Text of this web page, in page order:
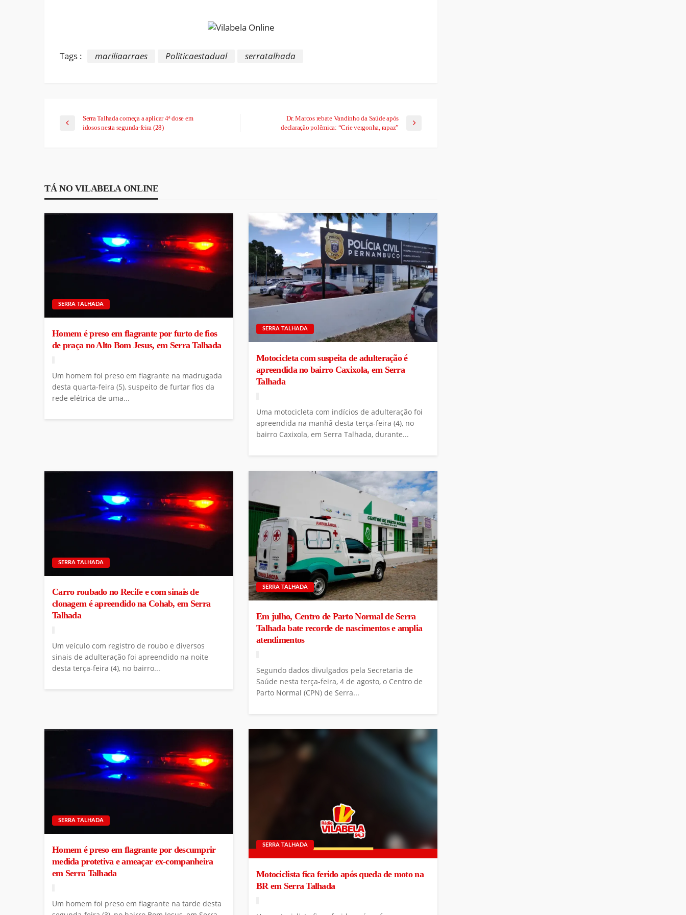
Tags : mariliaarraes Politicaestadual serratalhada
Serra Talhada começa a aplicar 4ª dose em
idosos nesta segunda-feira (28)
Dr. Marcos rebate Vandinho da Saúde após
declaração polêmica: “Crie vergonha, rapaz”
TÁ NO VILABELA ONLINE
SERRA TALHADA
Homem é preso em flagrante por furto de fios
de praça no Alto Bom Jesus, em Serra Talhada
Um homem foi preso em flagrante na madrugada
desta quarta-feira (5), suspeito de furtar fios da
rede elétrica de uma...
SERRA TALHADA
Motocicleta com suspeita de adulteração é
apreendida no bairro Caxixola, em Serra
Talhada
Uma motocicleta com indícios de adulteração foi
apreendida na manhã desta terça-feira (4), no
bairro Caxixola, em Serra Talhada, durante...
SERRA TALHADA
Carro roubado no Recife e com sinais de
clonagem é apreendido na Cohab, em Serra
Talhada
Um veículo com registro de roubo e diversos
sinais de adulteração foi apreendido na noite
desta terça-feira (4), no bairro...
SERRA TALHADA
Em julho, Centro de Parto Normal de Serra
Talhada bate recorde de nascimentos e amplia
atendimentos
Segundo dados divulgados pela Secretaria de
Saúde nesta terça-feira, 4 de agosto, o Centro de
Parto Normal (CPN) de Serra...
SERRA TALHADA
Homem é preso em flagrante por descumprir
medida protetiva e ameaçar ex-companheira
em Serra Talhada
Um homem foi preso em flagrante na tarde desta
SERRA TALHADA
Motociclista fica ferido após queda de moto na
BR em Serra Talhada